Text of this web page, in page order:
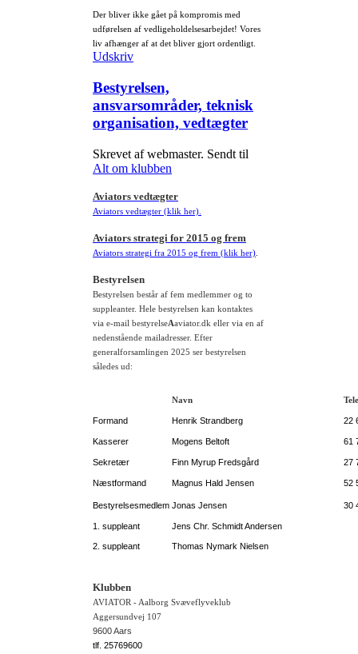
Der bliver ikke gået på kompromis med
udførelsen af vedligeholdelsesarbejdet! Vores
liv afhænger af at det bliver gjort ordentligt.
Udskriv
Bestyrelsen,
ansvarsområder, teknisk
organisation, vedtægter
Skrevet af webmaster. Sendt til
Alt om klubben
Aviators vedtægter
Aviators vedtægter (klik her)
Aviators strategi for 2015 og frem
Aviators strategi fra 2015 og frem (klik her)
Bestyrelsen
Bestyrelsen består af fem medlemmer og to
suppleanter. Hele bestyrelsen kan kontaktes
via e-mail bestyrelseAaviator.dk eller via en af
nedenstående mailadresser. Efter
generalforsamlingen 2025 ser bestyrelsen
således ud:
Navn
Formand Henrik Strandberg 22
Kasserer Mogens Beltoft 61
Sekretær Finn Myrup Fredsgård 27
Næstformand Magnus Hald Jensen 52
Bestyrelsesmedlem Jonas Jensen 30
1. suppleant Jens Chr. Schmidt Andersen
2. suppleant Thomas Nymark Nielsen
Klubben
AVIATOR - Aalborg Svæveflyveklub
Aggersundvej 107
9600 Aars
tlf. 25769600